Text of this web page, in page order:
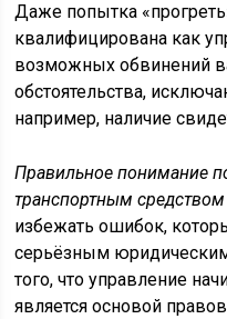
Даже попытка
квалифицирована как
возможных обвинений
обстоятельства,
например, наличие
Правильное понимание
транспортным средством
избежать ошибок,
серьёзным
того, что управление
является основой